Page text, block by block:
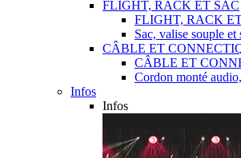
FLIGHT, RACK ET SAC
FLIGHT, RACK
Sac, valise souple
CÂBLE ET
CÂBLE ET
Cordon monté
Infos
Infos